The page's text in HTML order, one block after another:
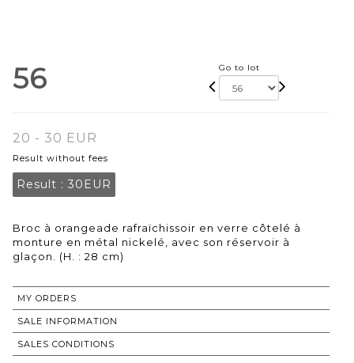
56 Go to lot
20 - 30 EUR
Result without fees
Result : 30EUR
Broc à orangeade rafraïchissoir en verre côtelé à
monture en métal nickelé, avec son réservoir à
glaçon. (H. : 28 cm)
MY ORDERS
SALE INFORMATION
SALES CONDITIONS